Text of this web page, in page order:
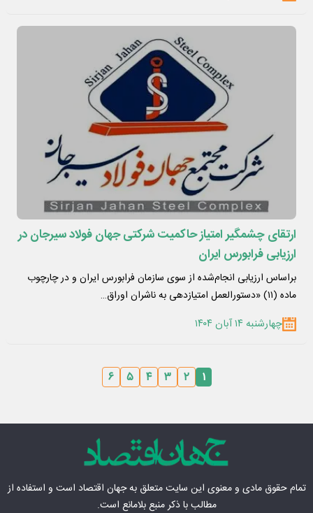
ارتقای چشمگیر امتیاز حاکمیت شرکتی جهان فولاد سیرجان در
ارزیابی فرابورس ایران
براساس ارزیابی انجام‌شده از سوی سازمان فرابورس ایران و در چارچوب
ماده (۱۱) «دستورالعمل امتیازدهی به ناشران اوراق…
چهارشنبه ۱۴ آبان ۱۴۰۴
۱ ۲ ۳ ۴ ۵ ۶
تمام حقوق مادی‌ و معنوی این سایت متعلق بهجهان اقتصاد است و استفاده از
مطالب با ذکر منبع بلامانع است.